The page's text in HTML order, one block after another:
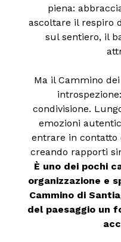
piena:
ascoltare il respiro
sul sentiero, il
Ma il Cammino
condivisione.
emozioni
entrare in contatto
creando rapporti
È uno dei pochi
organizzazione e
Cammino di
del paesaggio un